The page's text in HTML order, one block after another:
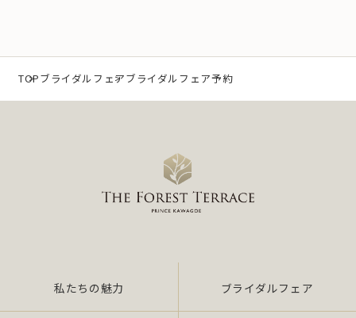
（1）冠婚葬祭業及び冠婚葬祭の会員募集に関する業
び案内に関する業務
（4）前各号に付随する一切の業務
また、当社は特定された個人情報の利用目的の達
は、本人の同意を得て、「個人情報保護マネジメ
ントシステムの要求事項」に準拠したマネジメン
TOPブライダルフェアブライダルフェア予約
私たちの魅力 ブライダルフェア